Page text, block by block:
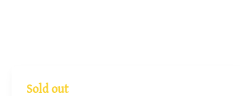
Sold out